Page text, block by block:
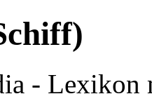
- Lexikon